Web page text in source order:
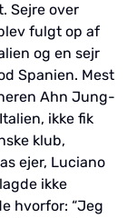
Sejre over
fulgt op af
og en sejr
Spanien. Mest
Ahn Jung-
ikke fik
klub,
ejer, Luciano
ikke
hvorfor: “Jeg